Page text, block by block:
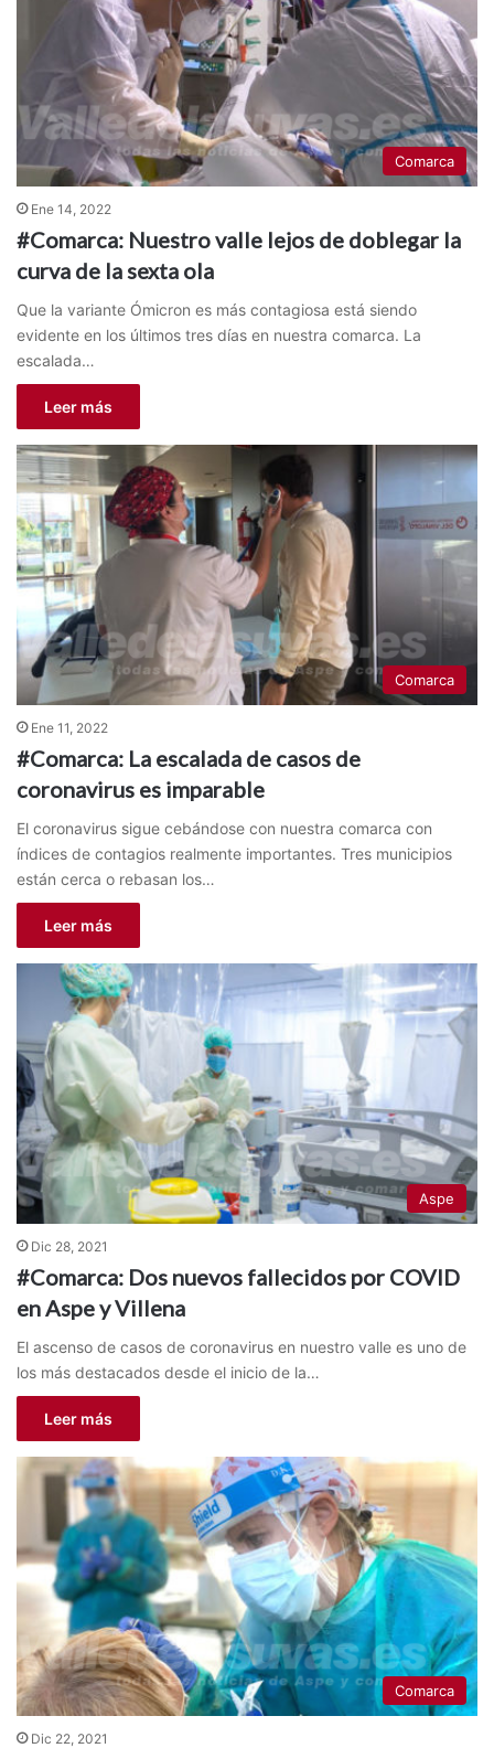
Comarca
Ene 14, 2022
#Comarca: Nuestro valle lejos de doblegar la
curva de la sexta ola
Que la variante Ómicron es más contagiosa está siendo
evidente en los últimos tres días en nuestra comarca. La
escalada…
Leer más
Comarca
Ene 11, 2022
#Comarca: La escalada de casos de
coronavirus es imparable
El coronavirus sigue cebándose con nuestra comarca con
índices de contagios realmente importantes. Tres municipios
están cerca o rebasan los…
Leer más
Aspe
Dic 28, 2021
#Comarca: Dos nuevos fallecidos por COVID
en Aspe y Villena
El ascenso de casos de coronavirus en nuestro valle es uno de
los más destacados desde el inicio de la…
Leer más
Comarca
Dic 22, 2021